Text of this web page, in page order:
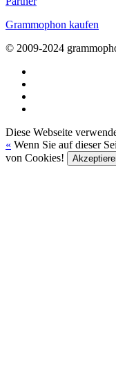
Grammophon kaufen
© 2009-2024
Diese Webseite
« Wenn Sie auf dieser
von Cookies!